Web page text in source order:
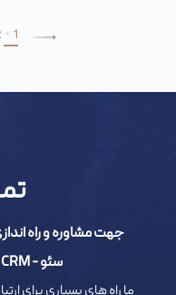
1
جهت مشاوره و راه
سئو - CRM و... باما تماس بگیرید